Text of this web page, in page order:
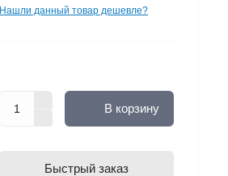
Нашли данный товар дешевле?
В корзину
Быстрый заказ